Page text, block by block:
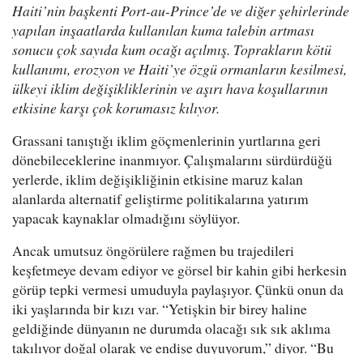
Haiti’nin başkenti Port-au-Prince’de ve diğer şehirlerinde
yapılan inşaatlarda kullanılan kuma talebin artması
sonucu çok sayıda kum ocağı açılmış. Toprakların kötü
kullanımı, erozyon ve Haiti’ye özgü ormanların kesilmesi,
ülkeyi iklim değişikliklerinin ve aşırı hava koşullarının
etkisine karşı çok korumasız kılıyor.
Grassani tanıştığı iklim göçmenlerinin yurtlarına geri
dönebileceklerine inanmıyor. Çalışmalarını sürdürdüğü
yerlerde, iklim değişikliğinin etkisine maruz kalan
alanlarda alternatif geliştirme politikalarına yatırım
yapacak kaynaklar olmadığını söylüyor.
Ancak umutsuz öngörülere rağmen bu trajedileri
keşfetmeye devam ediyor ve görsel bir kahin gibi herkesin
görüp tepki vermesi umuduyla paylaşıyor. Çünkü onun da
iki yaşlarında bir kızı var. “Yetişkin bir birey haline
geldiğinde dünyanın ne durumda olacağı sık sık aklıma
takılıyor doğal olarak ve endişe duyuyorum,” diyor. “Bu